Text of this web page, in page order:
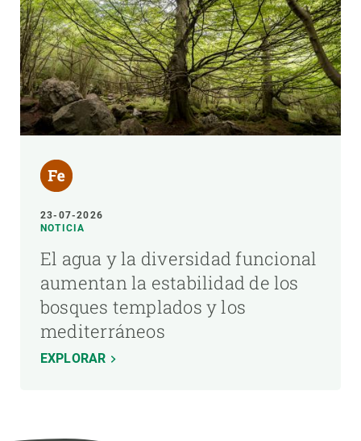
23-07-2026
NOTICIA
El agua y la diversidad funcional
aumentan la estabilidad de los
bosques templados y los
mediterráneos
EXPLORAR